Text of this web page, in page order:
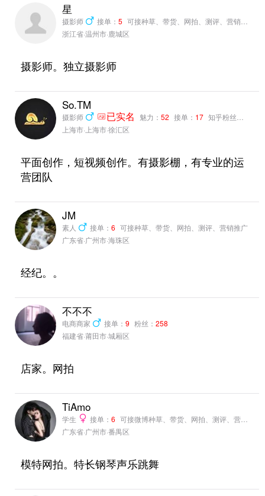
星
摄影师 接单： 5 可接种草、带货、网拍、测评、营销推广
浙江省·温州市·鹿城区
摄影师。独立摄影师
So.TM
摄影师 已实名 魅力： 52 接单： 17 知乎粉丝：
上海市·上海市·徐汇区
平面创作，短视频创作。有摄影棚，有专业的运
营团队
JM
素人 接单： 6 可接种草、带货、网拍、测评、营销推广
广东省·广州市·海珠区
经纪。。
不不不
电商商家 接单： 9 粉丝： 258
福建省·莆田市·城厢区
店家。网拍
TiAmo
学生 接单： 6 可接微博种草、带货、网拍、测评、营销推广
广东省·广州市·番禺区
模特网拍。特长钢琴声乐跳舞